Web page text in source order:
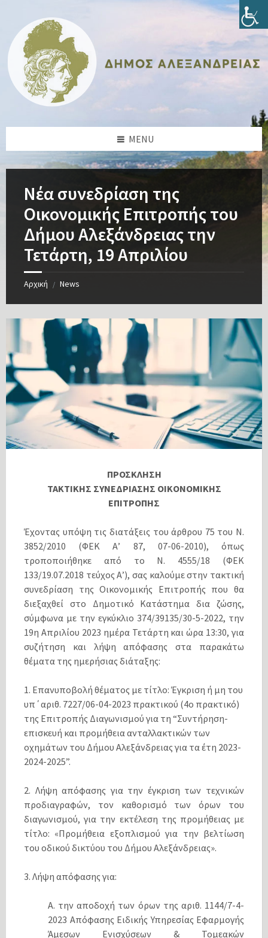
content
sidebar
sidebar
footer
MENU
Νέα συνεδρίαση της
Οικονομικής Επιτροπής του
Δήμου Αλεξάνδρειας την
Τετάρτη, 19 Απριλίου
Αρχική / News
ΠΡΟΣΚΛΗΣΗ
ΤΑΚΤΙΚΗΣ ΣΥΝΕΔΡΙΑΣΗΣ ΟΙΚΟΝΟΜΙΚΗΣ
ΕΠΙΤΡΟΠΗΣ
Έχοντας υπόψη τις διατάξεις του άρθρου 75 του Ν.
3852/2010 (ΦΕΚ Α’ 87, 07-06-2010), όπως
τροποποιήθηκε από το N. 4555/18 (ΦΕΚ
133/19.07.2018 τεύχος Α’), σας καλούμε στην τακτική
συνεδρίαση της Οικονομικής Επιτροπής που θα
διεξαχθεί στο Δημοτικό Κατάστημα δια ζώσης,
σύμφωνα με την εγκύκλιο 374/39135/30-5-2022, την
19η Απριλίου 2023 ημέρα Τετάρτη και ώρα 13:30, για
συζήτηση και λήψη απόφασης στα παρακάτω
θέματα της ημερήσιας διάταξης:
1. Επανυποβολή θέματος με τίτλο: Έγκριση ή μη του
υπ΄αριθ. 7227/06-04-2023 πρακτικού (4ο πρακτικό)
της Επιτροπής Διαγωνισμού για τη “Συντήρηση-
επισκευή και προμήθεια ανταλλακτικών των
οχημάτων του Δήμου Αλεξάνδρειας για τα έτη 2023-
2024-2025”.
2. Λήψη απόφασης για την έγκριση των τεχνικών
προδιαγραφών, τον καθορισμό των όρων του
διαγωνισμού, για την εκτέλεση της προμήθειας με
τίτλο: «Προμήθεια εξοπλισμού για την βελτίωση
του οδικού δικτύου του Δήμου Αλεξάνδρειας».
3. Λήψη απόφασης για:
Α. την αποδοχή των όρων της αριθ. 1144/7-4-
2023 Απόφασης Ειδικής Υπηρεσίας Εφαρμογής
Άμεσων Ενισχύσεων & Τομεακών